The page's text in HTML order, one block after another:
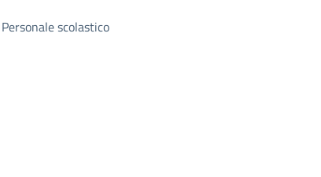
Personale scolastico